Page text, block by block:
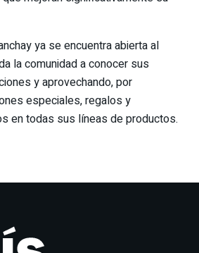
ya se encuentra abierta al
la comunidad a conocer sus
y aprovechando, por
especiales, regalos y
en todas sus líneas de productos.